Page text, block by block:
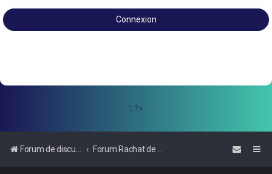
'; ?>
Forum de discussions sur le Regroupement de Crédits et le Rachat de Crédits